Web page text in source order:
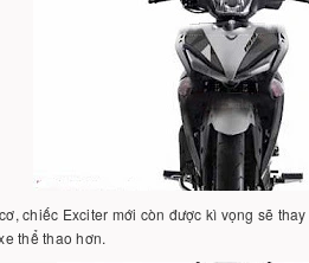
chiếc Exciter mới còn được kì vọng sẽ
thể thao hơn.